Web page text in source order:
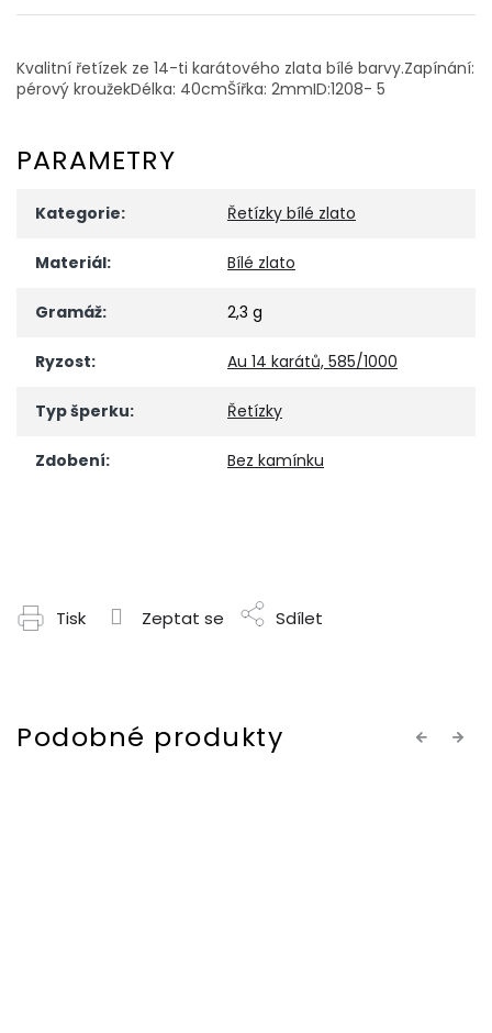
Kvalitní řetízek ze 14-ti karátového zlata bílé barvy.Zapínání:
pérový kroužekDélka: 40cmŠířka: 2mmID:1208- 5
PARAMETRY
Kategorie: Řetízky bílé zlato
Materiál: Bílé zlato
Gramáž: 2,3 g
Ryzost: Au 14 karátů, 585/1000
Typ šperku: Řetízky
Zdobení: Bez kamínku
Tisk Zeptat se Sdílet
Previous
Next